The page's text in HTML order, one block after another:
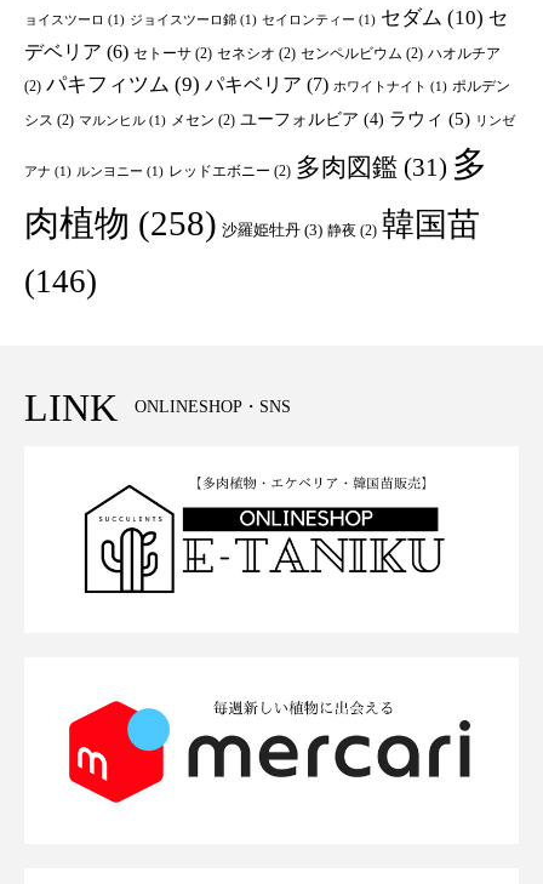
ョイスツーロ (1) ジョイスツーロ錦 (1) セイロンティー (1) セダム (10) セ
デベリア (6) セトーサ (2) セネシオ (2) センペルビウム (2) ハオルチア
(2) パキフィツム (9) パキベリア (7) ホワイトナイト (1) ポルデン
シス (2) マルンヒル (1) メセン (2) ユーフォルビア (4) ラウィ (5) リンゼ
アナ (1) ルンヨニー (1) レッドエボニー (2) 多肉図鑑 (31) 多
肉植物 (258) 沙羅姫牡丹 (3) 静夜 (2) 韓国苗
(146)
LINK ONLINESHOP・SNS